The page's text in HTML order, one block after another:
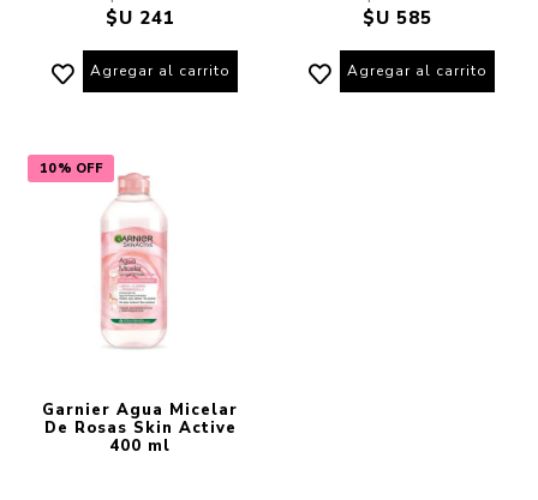
$U 241
Agregar al carrito
$U 585
Agregar al carrito
10% OFF
Garnier Agua Micelar
De Rosas Skin Active
400 ml